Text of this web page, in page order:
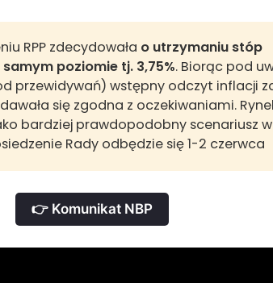
RPP zdecydowała o utrzymaniu stóp
poziomie tj. 3,75%. Biorąc pod
przewidywań) wstępny odczyt inflacji
się zgodna z oczekiwaniami.
bardziej prawdopodobny scenariusz
Rady odbędzie się 1-2 czerwca
👉 Komunikat NBP